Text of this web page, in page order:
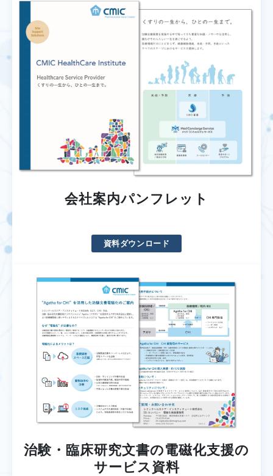
会社案内パンフレット
資料ダウンロード
治験・臨床研究文書の電磁化支援の
サービス資料